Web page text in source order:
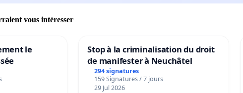
vous intéresser
le
Stop à la criminalisation du droit
de manifester à Neuchâtel
294 signatures
159 Signatures / 7 jours
29 Jul 2026